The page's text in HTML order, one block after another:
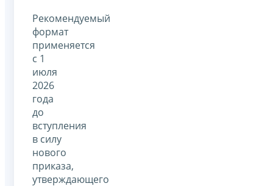
Рекомендуемый
формат
применяется
с 1
июля
2026
года
до
вступления
в силу
нового
приказа,
утверждающего